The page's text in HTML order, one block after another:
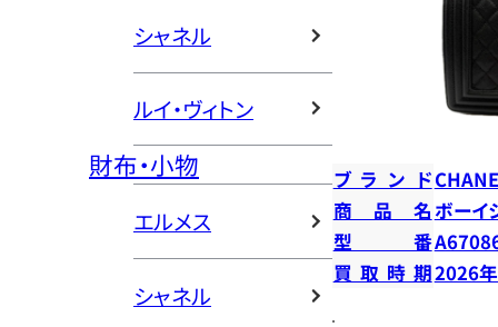
シャネル
ルイ・ヴィトン
財布・小物
エルメス
シャネル
ブランド
商品名ボーイ
型番
買取時期2026